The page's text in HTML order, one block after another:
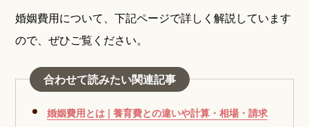
婚姻費用について、下記ページで詳しく解説しています
ので、ぜひご覧ください。
合わせて読みたい関連記事
婚姻費用とは | 養育費との違いや計算・相場・請求